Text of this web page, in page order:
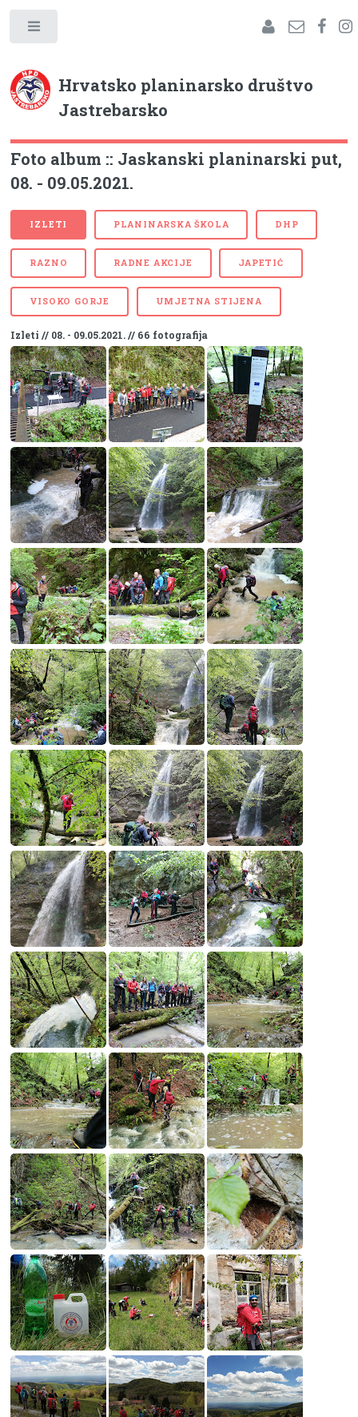
Hrvatsko planinarsko društvo
Jastrebarsko
Foto album :: Jaskanski planinarski put,
08. - 09.05.2021.
IZLETI PLANINARSKA ŠKOLA DHP
RAZNO RADNE AKCIJE JAPETIĆ
VISOKO GORJE UMJETNA STIJENA
Izleti // 08. - 09.05.2021. // 66 fotografija